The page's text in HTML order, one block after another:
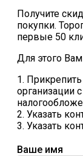
Получите
покупки.
первые 50
Для этого
1.
организации
2. Указать
3. Указать
Ваше имя